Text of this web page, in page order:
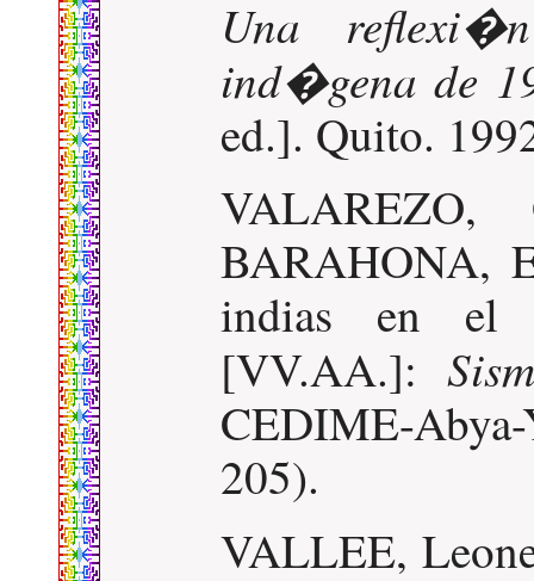
Una
ind�gena de
ed.]. Quito.
BARAHONA,
indias en el
[VV.AA.]:
CEDIME-
205).
VALLEE,